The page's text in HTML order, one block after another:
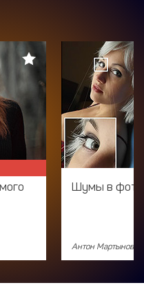
Шумы в
Антон Мартынов